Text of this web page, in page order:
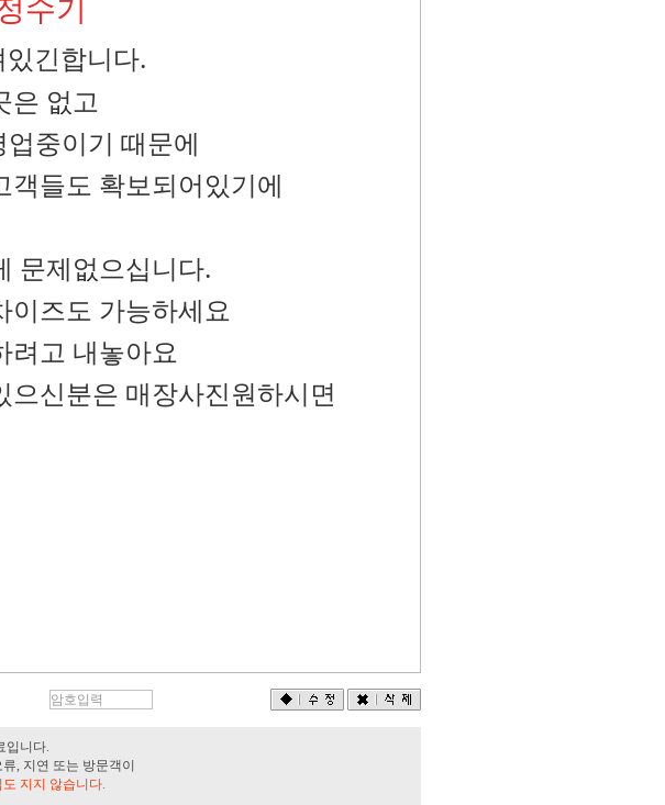
긴합니다.
은 없고
중이기 때문에
들도 확보되어있기에
문제없으십니다.
이즈도 가능하세요
려고 내놓아요
신분은 매장사진원하시면
입니다.
, 지연 또는 방문객이
지지 않습니다.